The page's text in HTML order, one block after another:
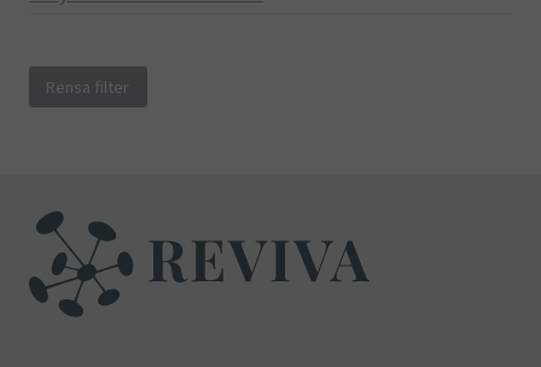
Rensa filter